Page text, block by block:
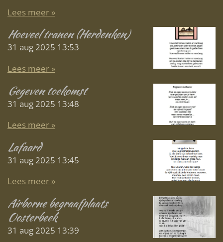
Lees meer »
Hoeveel tranen (Herdenken)
31 aug 2025 13:53
Lees meer »
Gegeven toekomst
31 aug 2025 13:48
Lees meer »
Lafaard
31 aug 2025 13:45
Lees meer »
Airborne begraafplaats
Oosterbeek
31 aug 2025 13:39